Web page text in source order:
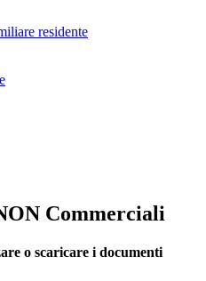
residente
Commerciali
o scaricare i documenti